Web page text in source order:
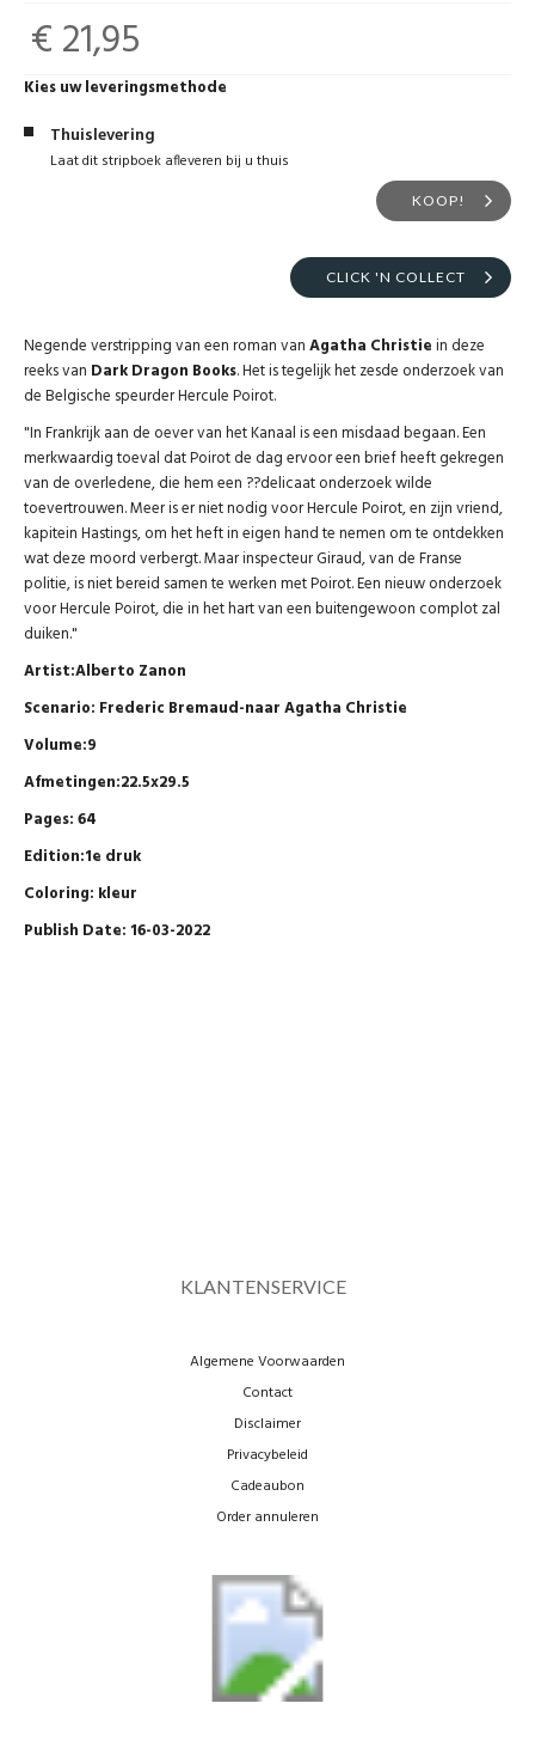
€ 21,95
Kies uw leveringsmethode
Thuislevering
Laat dit stripboek afleveren bij u thuis
KOOP!
CLICK 'N COLLECT
Negende verstripping van een roman vanAgatha Christiein deze
reeks van Dark Dragon Books. Het is tegelijk het zesde onderzoek van
de Belgische speurder Hercule Poirot.
"In Frankrijk aan de oever van het Kanaal is een misdaad begaan. Een
merkwaardig toeval dat Poirot de dag ervoor een brief heeft gekregen
van de overledene, die hem een ??delicaat onderzoek wilde
toevertrouwen. Meer is er niet nodig voor Hercule Poirot, en zijn vriend,
kapitein Hastings, om het heft in eigen hand te nemen om te ontdekken
wat deze moord verbergt. Maar inspecteur Giraud, van de Franse
politie, is niet bereid samen te werken met Poirot. Een nieuw onderzoek
voor Hercule Poirot, die in het hart van een buitengewoon complot zal
duiken."
Artist:Alberto Zanon
Scenario: Frederic Bremaud-naar Agatha Christie
Volume:9
Afmetingen:22.5x29.5
Pages: 64
Edition:1e druk
Coloring: kleur
Publish Date: 16-03-2022
KLANTENSERVICE
Algemene Voorwaarden
Contact
Disclaimer
Privacybeleid
Cadeaubon
Order annuleren